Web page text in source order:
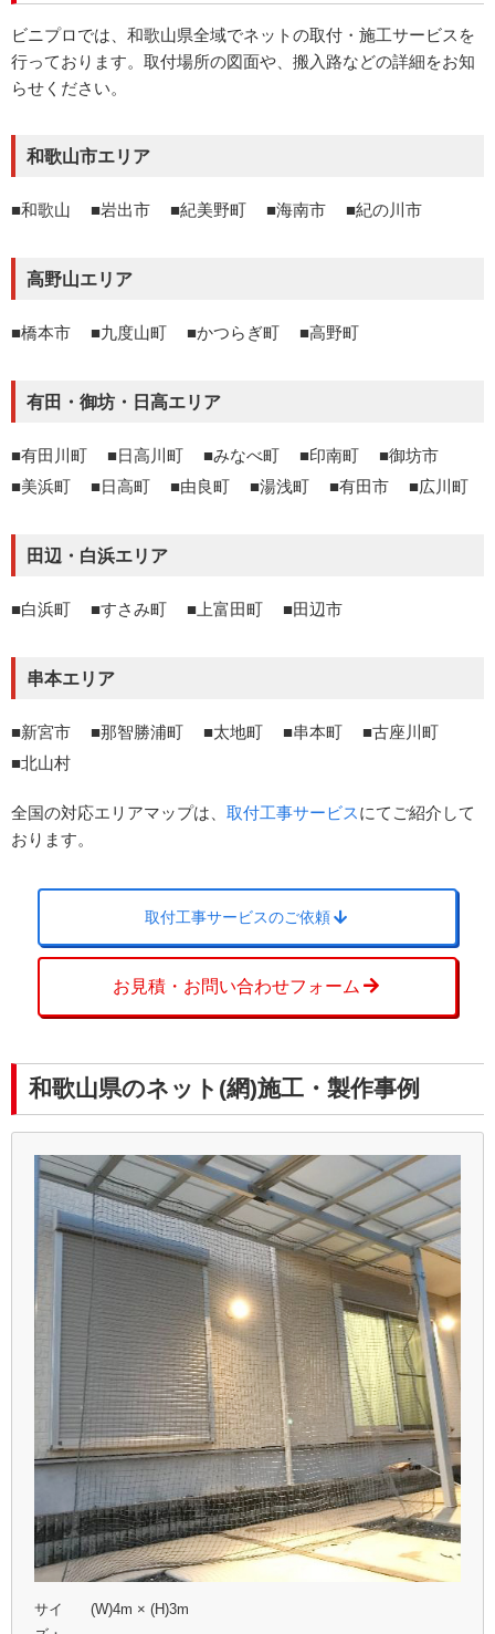
ビニプロでは、和歌山県全域でネットの取付・施工サービスを
行っております。取付場所の図面や、搬入路などの詳細をお知
らせください。
和歌山市エリア
和歌山 岩出市 紀美野町 海南市 紀の川市
高野山エリア
橋本市 九度山町 かつらぎ町 高野町
有田・御坊・日高エリア
有田川町 日高川町 みなべ町 印南町
御坊市
美浜町
日高町 由良町 湯浅町 有田市 広川町
田辺・白浜エリア
白浜町 すさみ町 上富田町 田辺市
串本エリア
新宮市 那智勝浦町 太地町 串本町
古座川町
北山村
全国の対応エリアマップは、 取付工事サービスにてご紹介して
おります。
取付工事サービスのご依頼
お見積・お問い合わせフォーム
和歌山県のネット(網)施工・製作事例
サイ
(W)4m × (H)3m